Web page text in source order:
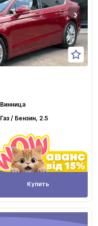
Винница
Газ / Бензин, 2.5
Купить